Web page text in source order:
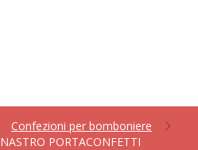
Confezioni per bomboniere
NASTRO PORTACONFETTI